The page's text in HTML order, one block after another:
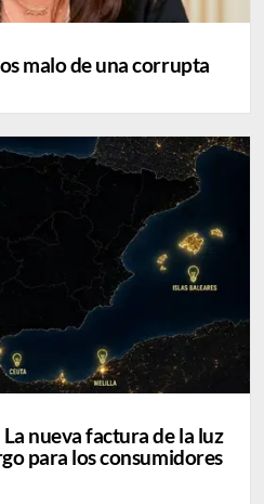
malo de una corrupta
nueva factura de la luz
para los consumidores